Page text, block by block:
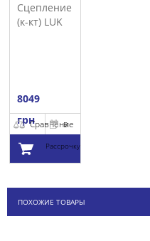
Сцепление
(к-кт) LUK
8049
грнСравнение
В
Рассрочку
корзину
ПОХОЖИЕ ТОВАРЫ